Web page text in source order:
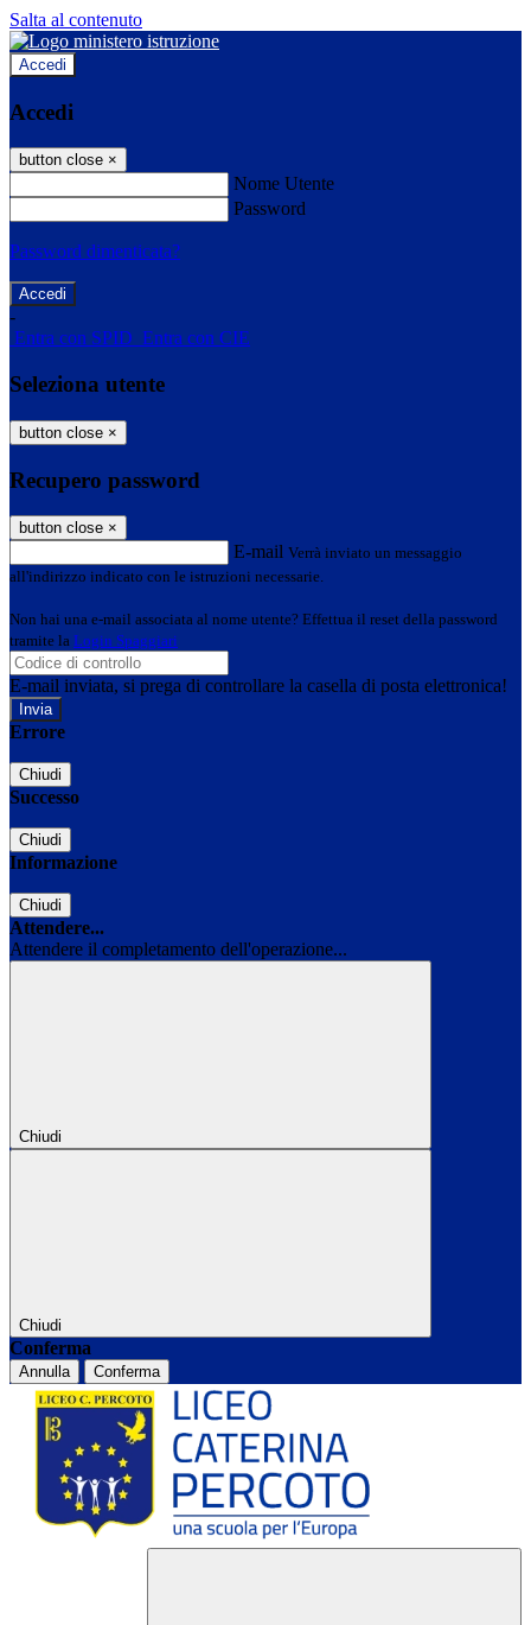
Salta al contenuto
Accedi
Accedi
button close ×
Nome Utente
Password
Password dimenticata?
-
Entra con SPID Entra con CIE
Seleziona utente
button close ×
Recupero password
button close ×
E-mail Verrà inviato un messaggio
all'indirizzo indicato con le istruzioni necessarie.
Non hai una e-mail associata al nome utente? Effettua il reset della password
tramite la Login Spaggiari
E-mail inviata, si prega di controllare la casella di posta elettronica!
Errore
Chiudi
Successo
Chiudi
Informazione
Chiudi
Attendere...
Attendere il completamento dell'operazione...
Chiudi
Chiudi
Conferma
Annulla Conferma